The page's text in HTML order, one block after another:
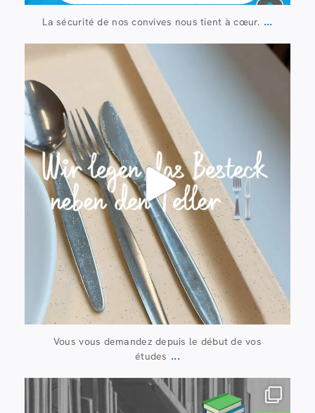
La sécurité de nos convives nous tient à cœur. ...
23 juillet
224
Vous vous demandez depuis le début de vos
études ...
20 juillet
0